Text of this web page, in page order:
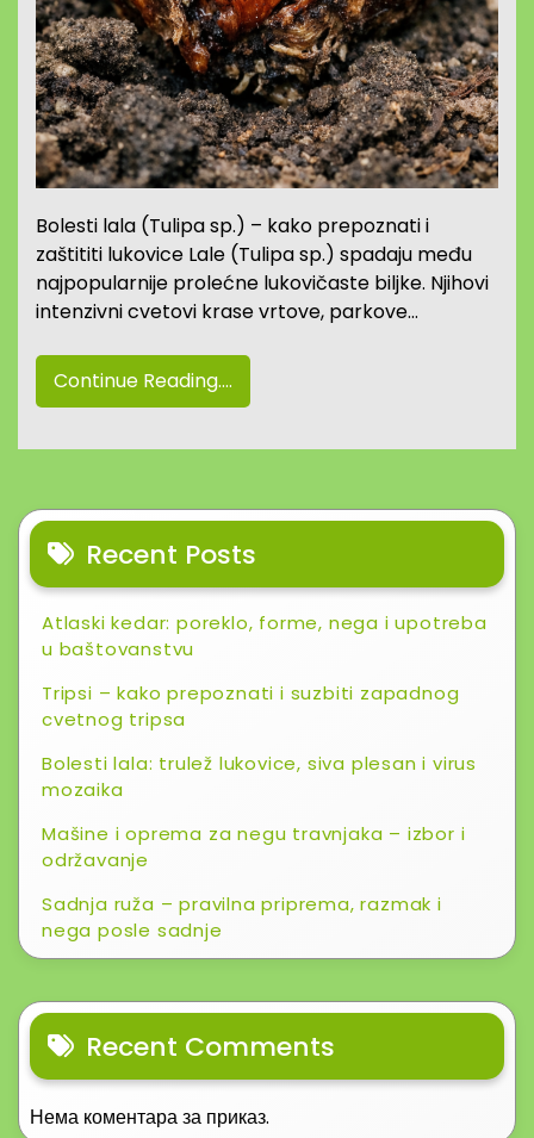
Bolesti lala (Tulipa sp.) – kako prepoznati i
zaštititi lukovice Lale (Tulipa sp.) spadaju među
najpopularnije prolećne lukovičaste biljke. Njihovi
intenzivni cvetovi krase vrtove, parkove…
Continue Reading....
Recent Posts
Atlaski kedar: poreklo, forme, nega i upotreba
u baštovanstvu
Tripsi – kako prepoznati i suzbiti zapadnog
cvetnog tripsa
Bolesti lala: trulež lukovice, siva plesan i virus
mozaika
Mašine i oprema za negu travnjaka – izbor i
održavanje
Sadnja ruža – pravilna priprema, razmak i
nega posle sadnje
Recent Comments
Нема коментара за приказ.